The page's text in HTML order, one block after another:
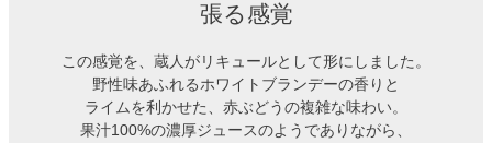
張る感覚
この感覚を、蔵人がリキュールとして形にしました。
野性味あふれるホワイトブランデーの香りと
ライムを利かせた、赤ぶどうの複雑な味わい。
果汁100%の濃厚ジュースのようでありながら、